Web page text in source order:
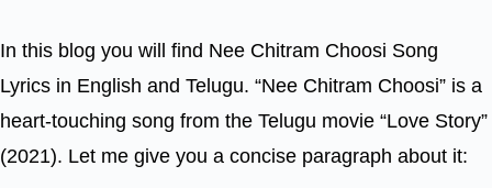
In this blog you will find Nee Chitram Choosi Song
Lyrics in English and Telugu. “Nee Chitram Choosi” is a
heart-touching song from the Telugu movie “Love Story”
(2021). Let me give you a concise paragraph about it: